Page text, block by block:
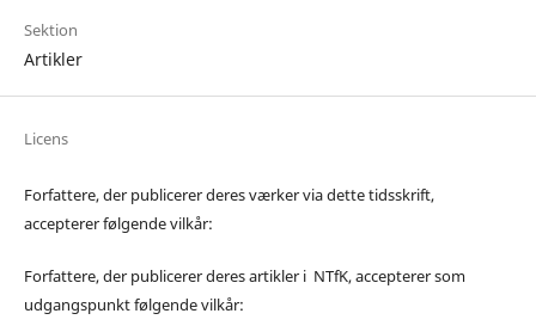
Sektion
Artikler
Licens
Forfattere, der publicerer deres værker via dette tidsskrift,
accepterer følgende vilkår:
Forfattere, der publicerer deres artikler i NTfK, accepterer som
udgangspunkt følgende vilkår: